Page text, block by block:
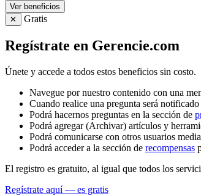
Ver beneficios
✕
Gratis
Regístrate en Gerencie.com
Únete y accede a todos estos beneficios sin costo.
Navegue por nuestro contenido con una
Cuando realice una pregunta será
Podrá hacernos preguntas en la sección de
Podrá agregar (Archivar) artículos y
Podrá comunicarse con otros usuarios
Podrá acceder a la sección de recompensas
El registro es gratuito, al igual que todos los
Regístrate aquí — es gratis